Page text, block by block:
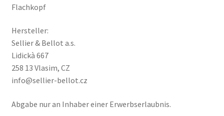
Flachkopf
Hersteller:
Sellier & Bellot a.s.
Lidickà 667
258 13 Vlasim, CZ
info@sellier-bellot.cz
Abgabe nur an Inhaber einer Erwerbserlaubnis.